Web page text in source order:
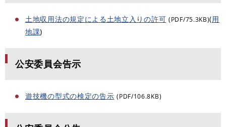
土地収用法の規定による土地立入りの許可 (PDF/75.3KB)(用
地課)
公安委員会告示
遊技機の型式の検定の告示 (PDF/106.8KB)